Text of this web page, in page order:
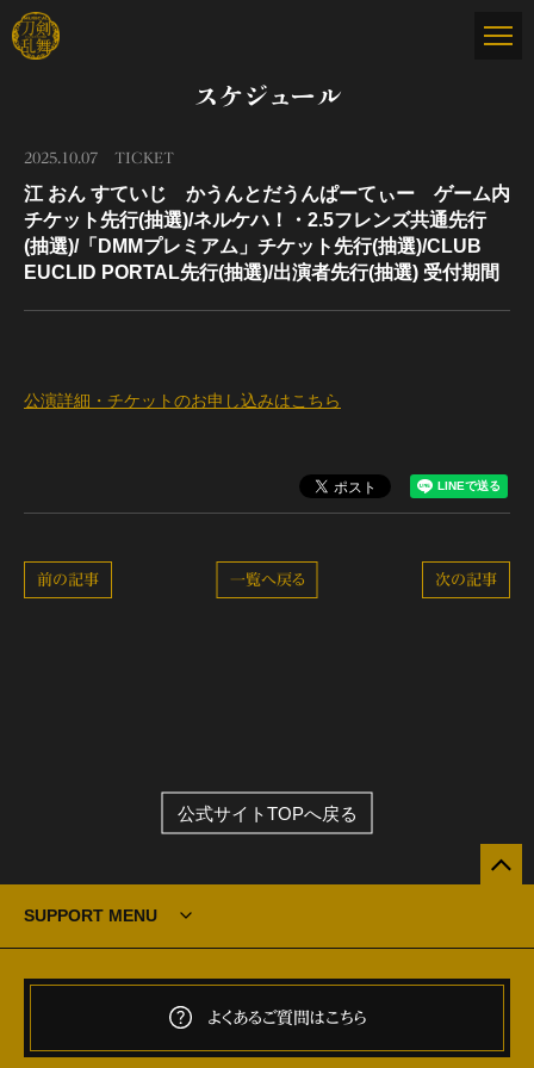
スケジュール
2025.10.07 TICKET
江 おん すていじ かうんとだうんぱーてぃー ゲーム内
チケット先行(抽選)/ネルケハ！・2.5フレンズ共通先行
(抽選)/「DMMプレミアム」チケット先行(抽選)/CLUB
EUCLID PORTAL先行(抽選)/出演者先行(抽選) 受付期間
公演詳細・チケットのお申し込みはこちら
次の記事
一覧へ戻る
前の記事
公式サイトTOPへ戻る
SUPPORT MENU
よくあるご質問はこちら